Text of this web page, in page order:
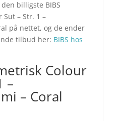
billigste BIBS
Sut – Str. 1 –
på nettet, og de ender
tilbud her: BIBS hos
Colour
–
– Coral